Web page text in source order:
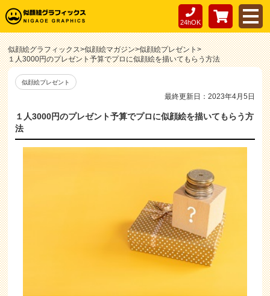
24hOK
似顔絵グラフィックス>似顔絵マガジン>似顔絵プレゼント>
１人3000円のプレゼント予算でプロに似顔絵を描いてもらう方法
似顔絵プレゼント
最終更新日：2023年4月5日
１人3000円のプレゼント予算でプロに似顔絵を描いてもらう方
法